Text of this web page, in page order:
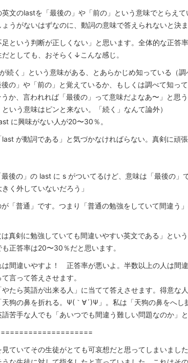
英文のlastを「最後の」や「前の」という意味でとらえ
ょうがないはずなのに、動詞の意味で答えられないと決
足という判断が正しくない」と思います。全体的な正答
としても、おそらく↓こんな感じ。
続く」という意味がある、とあらかじめ知っている（
後の」や「前の」と覚えているか、もしくは調べて知っ
うか、言われれば「最後の」って意味だよなあ〜」と思
いう意味はピンと来ない。「続く」なんて論外）
に興味がない人が20〜30％。
last が動詞である」と気づかなければらない。真剣に
後の」の last に s がついてるけど、意味は「最後の」
く外していないだろう」
「普通」です。つまり「普通の勉強をしていて間違う
真剣に勉強していても間違いやすい英文である」とい
正答率は20〜30％だと思います。
は間違いやすよ！ 正答率が悪いよ。半数以上の人は間
言って答えさせます。
やたら英語が出来る人」に当てて答えさせます。得意な
天狗の鼻を折れる。Ψ(｀∀´)Ψ」。私は「天狗の鼻をへ
苦手な人でも「あいつでも間違う難しい問題なのか」
見ていてその生徒がとても可哀想だと思ってしまいまし